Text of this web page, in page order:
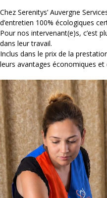
Chez Serenitys’ Auvergne
d’entretien 100% écologiques
Pour nos intervenant(e)s, c’est
dans leur travail.
Inclus dans le prix de la
leurs avantages économiques et